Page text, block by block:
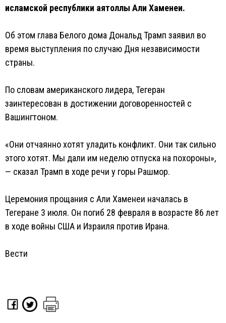
исламской республики аятоллы Али Хаменеи.
Об этом глава Белого дома Дональд Трамп заявил во
время выступления по случаю Дня независимости
страны.
По словам американского лидера, Тегеран
заинтересован в достижении договоренностей с
Вашингтоном.
«Они отчаянно хотят уладить конфликт. Они так сильно
этого хотят. Мы дали им неделю отпуска на похороны»,
— сказал Трамп в ходе речи у горы Рашмор.
Церемония прощания с Али Хаменеи началась в
Тегеране 3 июля. Он погиб 28 февраля в возрасте 86 лет
в ходе войны США и Израиля против Ирана.
Вести